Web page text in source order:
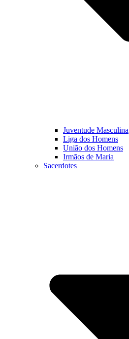
Juventude Masculina
Liga dos Homens
União dos Homens
Irmãos de Maria
Sacerdotes